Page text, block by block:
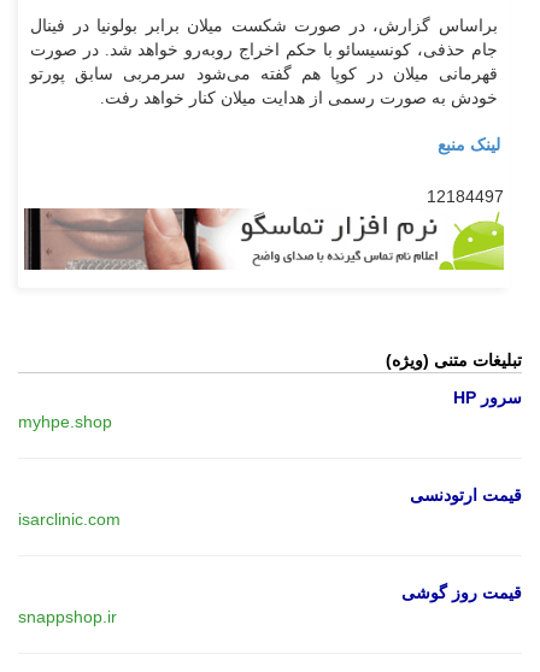
براساس گزارش، در صورت شکست میلان برابر بولونیا در فینال
جام حذفی، کونسیسائو با حکم اخراج رو‌به‌رو خواهد شد. در صورت
قهرمانی میلان در کوپا هم گفته می‌شود سرمربی سابق پورتو
خودش به صورت رسمی از هدایت میلان کنار خواهد رفت.
لینک منبع
12184497
تبلیغات متنی (ویژه)
سرور HP
myhpe.shop
قیمت ارتودنسی
isarclinic.com
قیمت روز گوشی
snappshop.ir